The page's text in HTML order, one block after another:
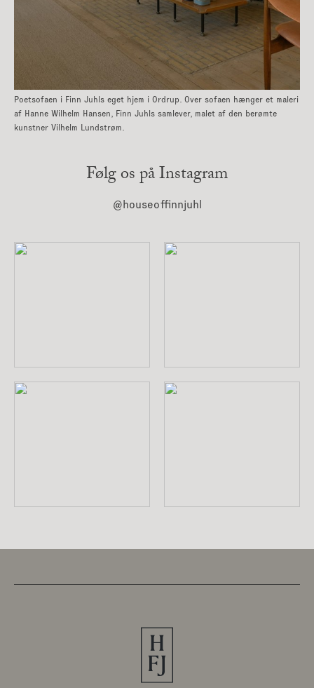
Poetsofaen i Finn Juhls eget hjem i Ordrup. Over sofaen hænger et maleri
af Hanne Wilhelm Hansen, Finn Juhls samlever, malet af den berømte
kunstner Vilhelm Lundstrøm.
Følg os på Instagram
@houseoffinnjuhl